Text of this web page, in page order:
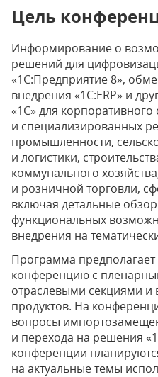
Цель
Информирование о
решений для
«1С:Предприятие 8»,
внедрения «1С:ERP» и
«1С» для корпоративного
и специализированных
промышленности,
и логистики,
коммунального
и розничной торговли,
включая детальные
функциональных
внедрения на
Программа
конференцию с
отраслевыми секциями
продуктов. На
вопросы
и перехода на решения
конференции
на актуальные темы